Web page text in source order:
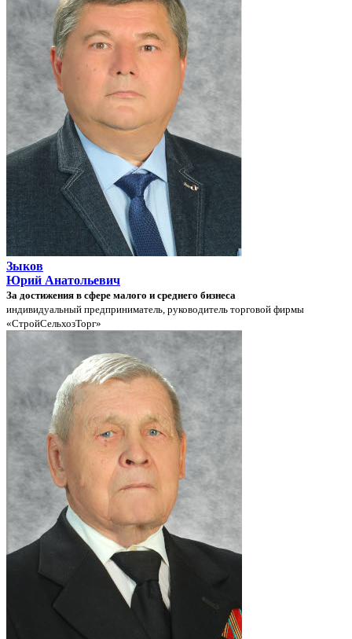
Зыков
Юрий Анатольевич
За достижения в сфере малого и среднего бизнеса
индивидуальный предприниматель, руководитель торговой фирмы
«СтройСельхозТорг»